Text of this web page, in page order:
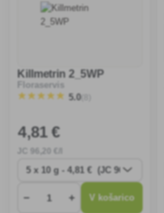
Killmetrin 2_5WP
Floraservis
5.0(8)
4,81 €
,20 €/l
− + V košarico